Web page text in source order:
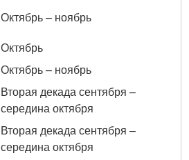
Октябрь – ноябрь
Октябрь
Октябрь – ноябрь
Вторая декада сентября –
середина октября
Вторая декада сентября –
середина октября